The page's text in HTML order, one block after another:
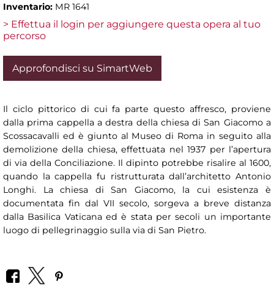
Inventario: MR 1641
> Effettua il login per aggiungere questa opera al tuo
percorso
Approfondisci su SimartWeb
Il ciclo pittorico di cui fa parte questo affresco, proviene
dalla prima cappella a destra della chiesa di San Giacomo a
Scossacavalli ed è giunto al Museo di Roma in seguito alla
demolizione della chiesa, effettuata nel 1937 per l’apertura
di via della Conciliazione. Il dipinto potrebbe risalire al 1600,
quando la cappella fu ristrutturata dall’architetto Antonio
Longhi. La chiesa di San Giacomo, la cui esistenza è
documentata fin dal VII secolo, sorgeva a breve distanza
dalla Basilica Vaticana ed è stata per secoli un importante
luogo di pellegrinaggio sulla via di San Pietro.